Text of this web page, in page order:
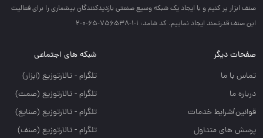
صنف ابزار پر كنيم و با ايجاد يك شبكه وسيع صنعتي بازديدكنندگان بيشماري را براي فعاليت
اين صنف قدرتمند ايجاد نماييم. کد شامد: 1-1-756538-65-0-2
صفحات دیگر
تماس با ما
درباره ما
قوانین/شرایط خدمات
پرسش های متداول
شبکه های اجتماعی
تلگرام - تالارتوزيع (ابزار)
تلگرام - تالارتوزيع (صمت)
تلگرام - تالارتوزيع (صنايع)
تلگرام - تالارتوزیع (صنف)